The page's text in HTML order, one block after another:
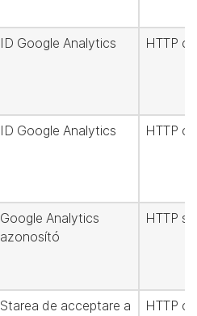
ID Google Analytics HTTP
ID Google Analytics HTTP
Google Analytics
azonosító
HTTP
Starea de acceptare a
HTTP